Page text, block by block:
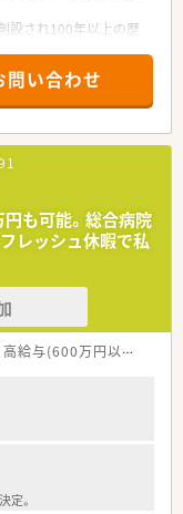
設され100年以上の歴
盤が盤石な企業で年1
おります。
山梨などのエリアにも
に掲げております。
就業しやすい環境が整
い年代の薬剤師が活
問い合わせ
円も可能。総合病院
レッシュ休暇で私
高給与(600万円以上)
定。